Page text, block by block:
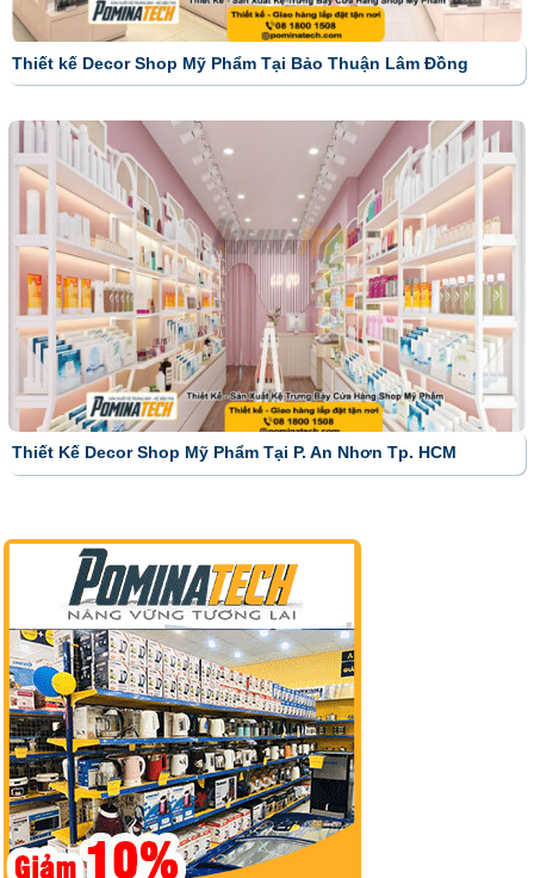
Thiết kế Decor Shop Mỹ Phẩm Tại Bảo Thuận Lâm Đồng
Thiết Kế Decor Shop Mỹ Phẩm Tại P. An Nhơn Tp. HCM